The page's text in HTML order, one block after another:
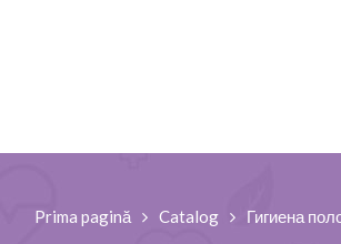
Prima pagină Catalog Гигиена